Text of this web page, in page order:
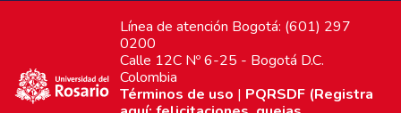
Línea de atención Bogotá: (601) 297
0200
Calle 12C Nº 6-25 - Bogotá D.C.
Colombia
Términos de uso | PQRSDF (Registra